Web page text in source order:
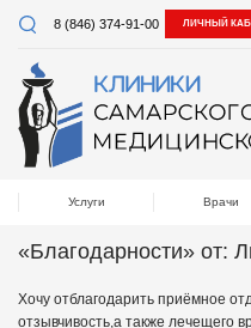
8 (846) 374-91-00 ЛИЧНЫЙ
Услуги Врачи
«Благодарности» от:
Хочу отблагодарить приёмное
отзывчивость,а также лечещего